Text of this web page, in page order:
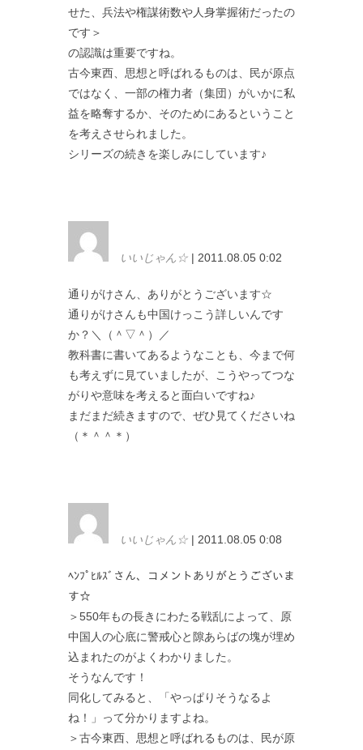
せた、兵法や権謀術数や人身掌握術だったの
です＞
の認識は重要ですね。
古今東西、思想と呼ばれるものは、民が原点
ではなく、一部の権力者（集団）がいかに私
益を略奪するか、そのためにあるということ
を考えさせられました。
シリーズの続きを楽しみにしています♪
いいじゃん☆ | 2011.08.05 0:02
通りがけさん、ありがとうございます☆
通りがけさんも中国けっこう詳しいんです
か？＼（＾▽＾）／
教科書に書いてあるようなことも、今まで何
も考えずに見ていましたが、こうやってつな
がりや意味を考えると面白いですね♪
まだまだ続きますので、ぜひ見てくださいね
（＊＾＾＊）
いいじゃん☆ | 2011.08.05 0:08
ﾍﾝﾌﾟﾋﾙｽﾞさん、コメントありがとうございま
す☆
＞550年もの長きにわたる戦乱によって、原
中国人の心底に警戒心と隙あらばの塊が埋め
込まれたのがよくわかりました。
そうなんです！
同化してみると、「やっぱりそうなるよ
ね！」って分かりますよね。
＞古今東西、思想と呼ばれるものは、民が原